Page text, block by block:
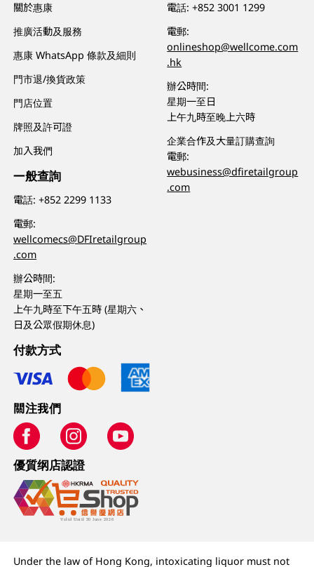
關於惠康
推廣活動及服務
惠康 WhatsApp 條款及細則
門市退/換貨政策
門店位置
牌照及許可證
加入我們
一般查詢
電話:+852 2299 1133
電郵:
wellcomecs@DFIretailgroup
.com
辦公時間:
星期一至五
上午九時至下午五時 (星期六、
日及公眾假期休息)
電話:+852 3001 1299
電郵:
onlineshop@wellcome.com
.hk
辦公時間:
星期一至日
上午九時至晚上六時
企業合作及大量訂購查詢
電郵:
webusiness@dfiretailgroup
.com
付款方式
關注我們
優質纲店認證
Under the law of Hong Kong, intoxicating liquor must not